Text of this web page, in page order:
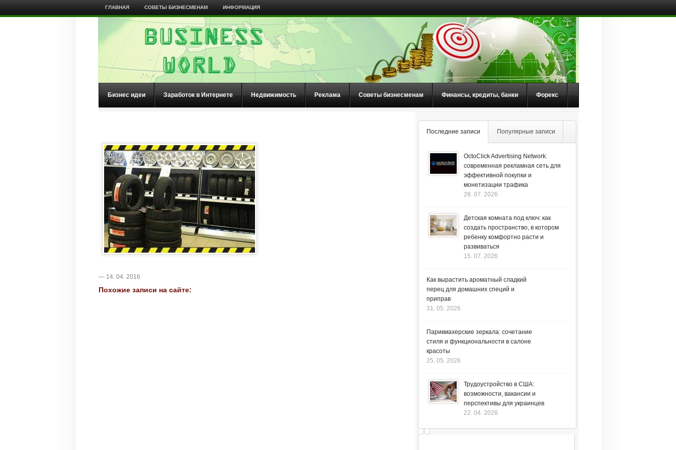
ГЛАВНАЯ СОВЕТЫ БИЗНЕСМЕНАМ ИНФОРМАЦИЯ
Бизнес идеи Заработок в Интернете Недвижимость Реклама Советы бизнесменам Финансы, кредиты, банки Форекс
— 14. 04. 2016
Похожие записи на сайте:
Последние записи Популярные записи
OctoClick Advertising Network:
современная рекламная сеть для
эффективной покупки и
монетизации трафика
28. 07. 2026
Детская комната под ключ: как
создать пространство, в котором
ребенку комфортно расти и
развиваться
15. 07. 2026
Как вырастить ароматный сладкий
перец для домашних специй и
приправ
31. 05. 2026
Парикмахерские зеркала: сочетание
стиля и функциональности в салоне
красоты
25. 05. 2026
Трудоустройство в США:
возможности, вакансии и
перспективы для украинцев
22. 04. 2026